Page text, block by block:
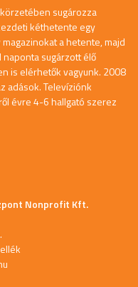
sugározza
kéthetente egy
a hetente, majd
sugárzott élő
is elérhetők vagyunk. 2008
adások. Televíziónk
évre 4-6 hallgató szerez
Nonprofit Kft.